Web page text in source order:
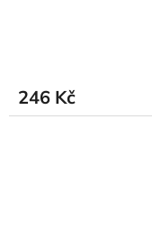
246 Kč